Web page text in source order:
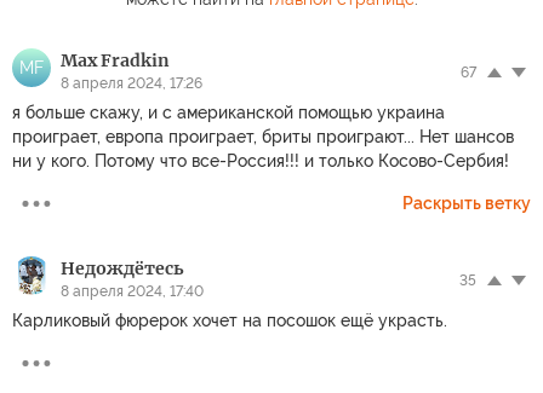
MF Max Fradkin
8 апреля 2024, 17:26
67
я больше скажу, и с американской помощью украина
проиграет, европа проиграет, бриты проиграют... Нет шансов
ни у кого. Потому что все-Россия!!! и только Косово-Сербия!
Раскрыть ветку
Недождётесь
8 апреля 2024, 17:40
35
Карликовый фюрерок хочет на посошок ещё украсть.